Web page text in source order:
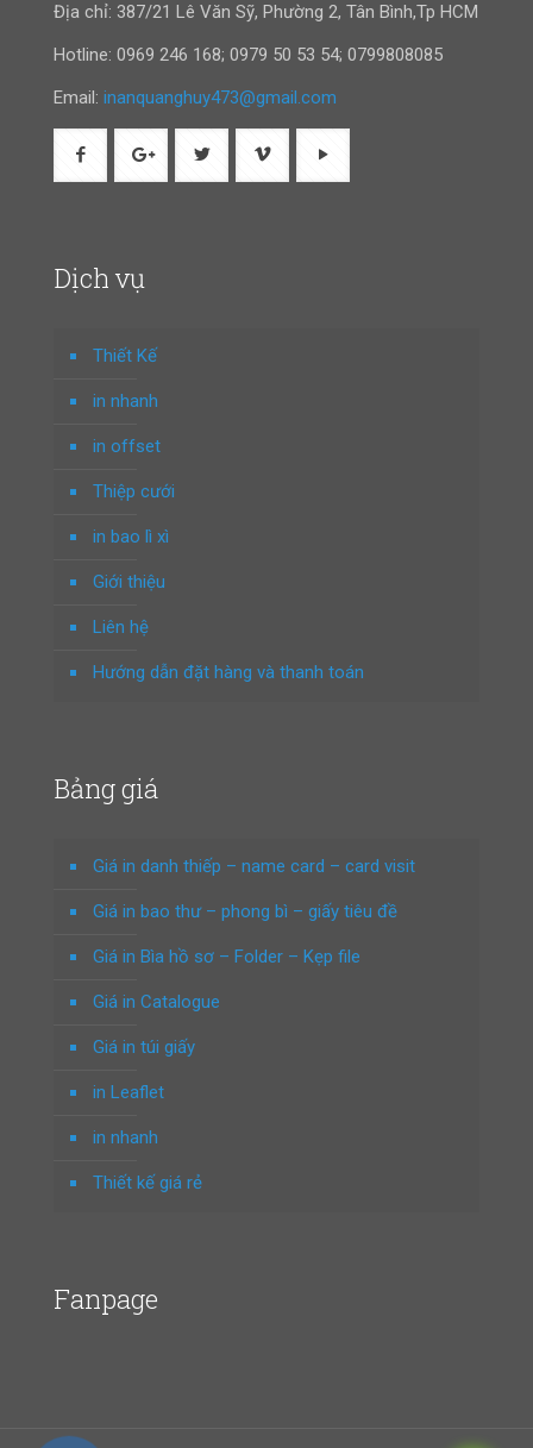
Địa chỉ: 387/21 Lê Văn Sỹ, Phường 2, Tân Bình,Tp HCM
Hotline: 0969 246 168; 0979 50 53 54; 0799808085
Email: inanquanghuy473@gmail.com
Dịch vụ
Thiết Kế
in nhanh
in offset
Thiệp cưới
in bao lì xì
Giới thiệu
Liên hệ
Hướng dẫn đặt hàng và thanh toán
Bảng giá
Giá in danh thiếp – name card – card visit
Giá in bao thư – phong bì – giấy tiêu đề
Giá in Bìa hồ sơ – Folder – Kẹp file
Giá in Catalogue
Giá in túi giấy
in Leaflet
in nhanh
Thiết kế giá rẻ
Fanpage